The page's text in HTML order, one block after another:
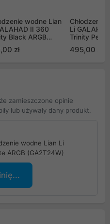
wodne Lian
II 360
Black ARGB
zł
Chłodzenie
Li
Trinity
495,00 zł
zamieszczone opinie
lub używały dany produkt.
wodne Lian Li
ARGB (GA2T24W)